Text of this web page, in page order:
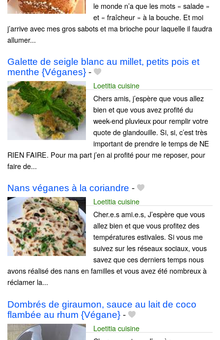
le monde n’a que les mots « salade »
et « fraîcheur » à la bouche. Et moi
j’arrive avec mes gros sabots et ma brioche pour laquelle il faudra
allumer...
Galette de seigle blanc au millet, petits pois et
menthe {Véganes} -
Loetitia cuisine
Chers amis, j’espère que vous allez
bien et que vous avez profité du
week-end pluvieux pour remplir votre
quote de glandouille. Si, si, c’est très
important de prendre le temps de NE
RIEN FAIRE. Pour ma part j’en ai profité pour me reposer, pour
faire de...
Nans véganes à la coriandre -
Loetitia cuisine
Cher.e.s ami.e.s, J’espère que vous
allez bien et que vous profitez des
températures estivales. Si vous me
suivez sur les réseaux sociaux, vous
savez que ces derniers temps nous
avons réalisé des nans en familles et vous avez été nombreux à
réclamer la...
Dombrés de giraumon, sauce au lait de coco
flambée au rhum {Végane} -
Loetitia cuisine